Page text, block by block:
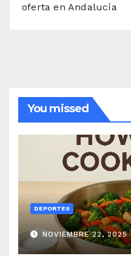
oferta en Andalucía
You missed
DEPORTES
NOVIEMBRE 22, 2025